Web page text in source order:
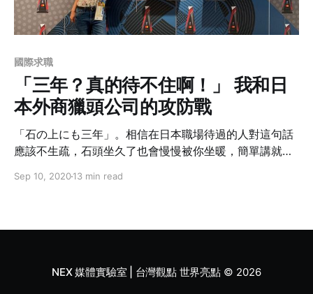
國際求職
「三年？真的待不住啊！」 我和日
本外商獵頭公司的攻防戰
「石の上にも三年」。相信在日本職場待過的人對這句話
應該不生疏，石頭坐久了也會慢慢被你坐暖，簡單講就是
怎麼辦到呢？有沒有什麼策略是正處於轉職十字路口的我
Sep 10, 202013 min read
NEX 媒體實驗室 | 台灣觀點 世界亮點© 2026